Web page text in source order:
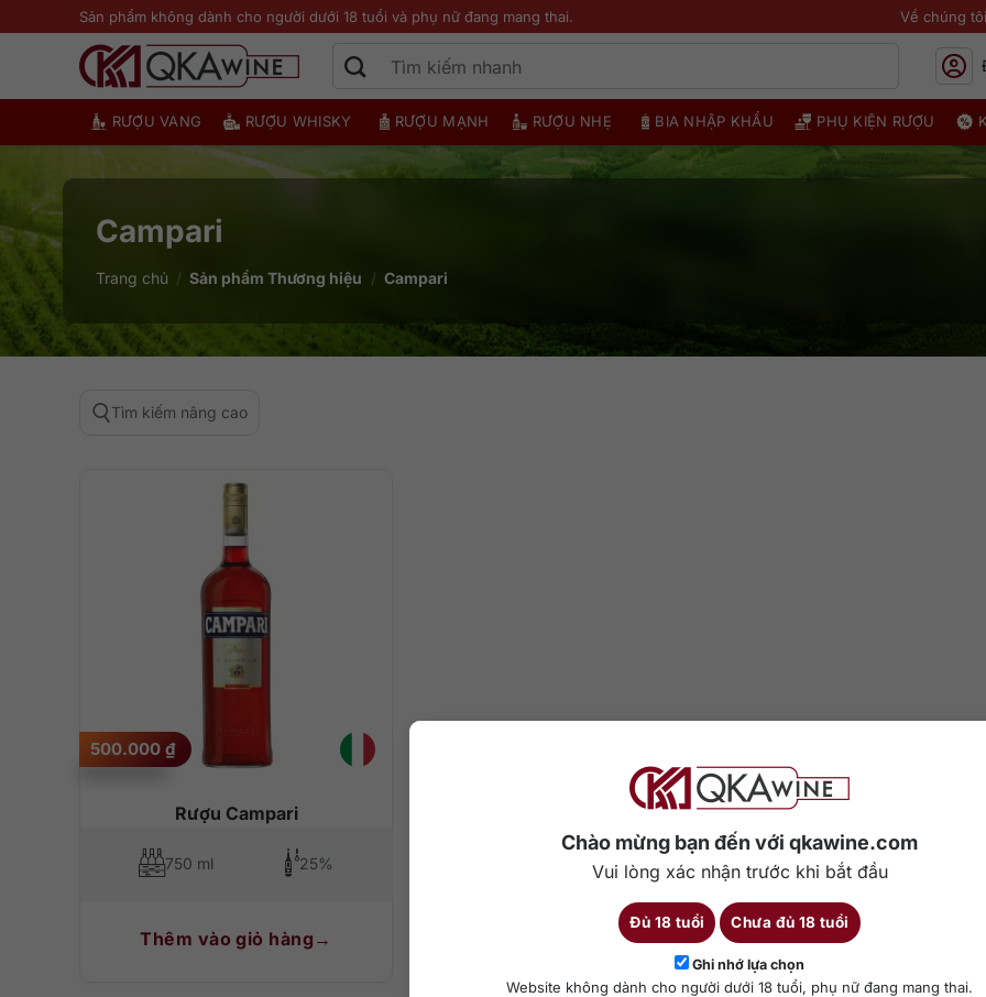
Chào mừng bạn đến với qkawine.com
Vui lòng xác nhận trước khi bắt đầu
Đủ 18 tuổi Chưa đủ 18 tuổi
Ghi nhớ lựa chọn
Website không dành cho người dưới 18 tuổi, phụ nữ đang mang thai.
qua
Sản phẩm không dành cho người dưới 18 tuổi và phụ nữ đang mang thai. Về chúng tôi
RƯỢU VANG RƯỢU WHISKY RƯỢU MẠNH RƯỢU NHẸ BIA NHẬP KHẨU PHỤ KIỆN RƯỢU
Campari
Trang chủ / Sản phẩm Thương hiệu / Campari
Tìm kiếm nâng cao
Rượu Campari
500.000 ₫
750 ml 25%
Thêm vào giỏ hàng